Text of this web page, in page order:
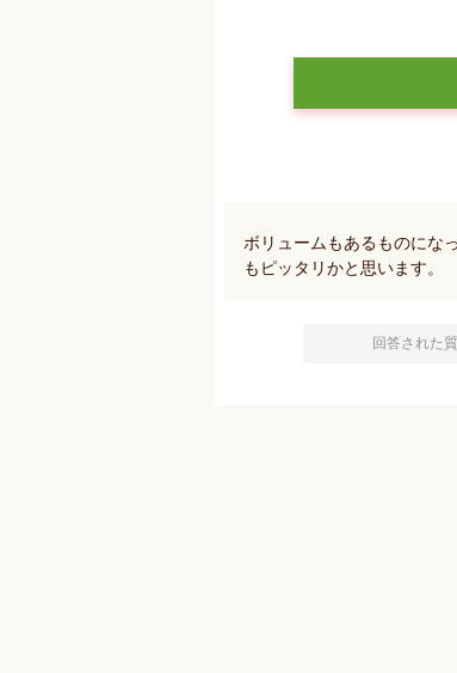
ボリュームもあるものにな
もピッタリかと思います。
回答された